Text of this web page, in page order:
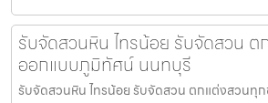
รับจัดสวนหิน ไทรน้อย รับจัดสวน ต
ออกแบบภูมิทัศน์ นนทบุรี
รับจัดสวนหิน ไทรน้อย รับจัดสวน ตกแต่งสวนทุ